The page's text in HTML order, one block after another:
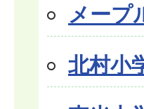
メープ
北村小